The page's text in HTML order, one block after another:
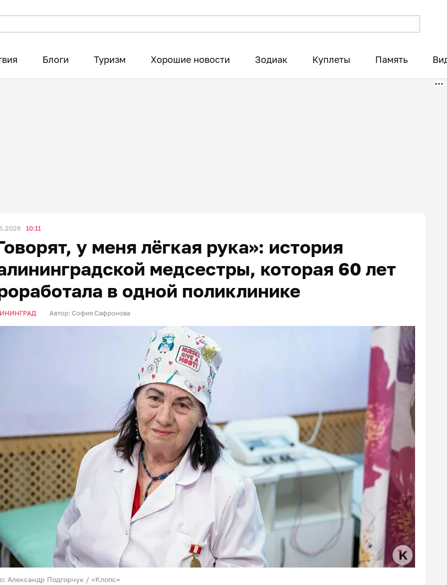
Блоги Туризм Хорошие новости Зодиак Куплеты Память
10:11
у меня лёгкая рука»: история
медсестры, которая 60 лет
в одной поликлинике
Автор: София Сафронова
Александр Подгорчук / «Клопс»